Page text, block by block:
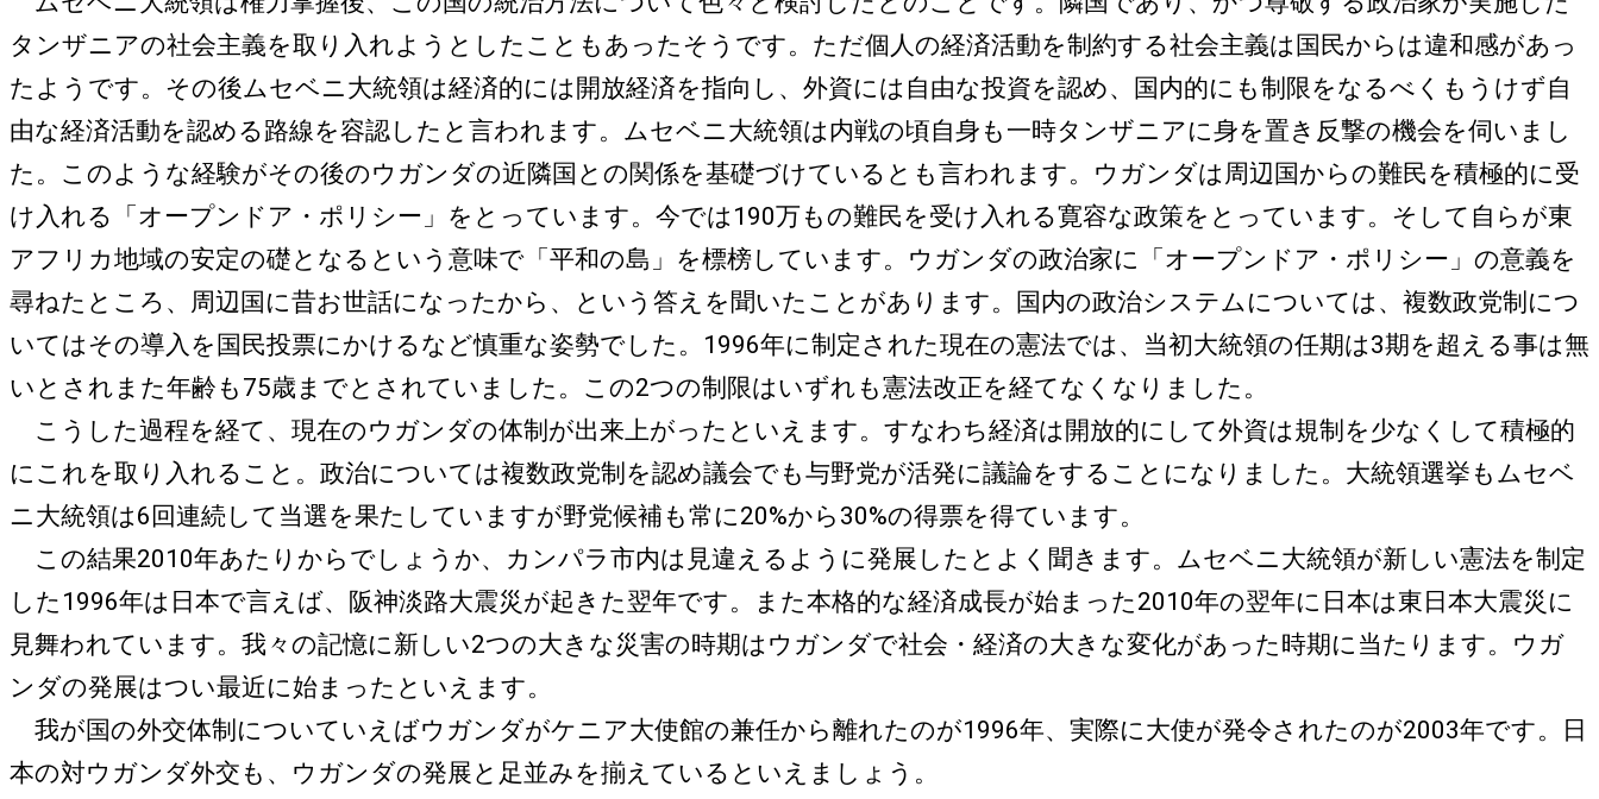
タンザニアの社会主義を取り入れようとしたこともあったそうです。ただ個人の経済活動を制約する社会主義は国民からは違和感があっ
たようです。その後ムセベニ大統領は経済的には開放経済を指向し、外資には自由な投資を認め、国内的にも制限をなるべくもうけず自
由な経済活動を認める路線を容認したと言われます。ムセベニ大統領は内戦の頃自身も一時タンザニアに身を置き反撃の機会を伺いまし
た。このような経験がその後のウガンダの近隣国との関係を基礎づけているとも言われます。ウガンダは周辺国からの難民を積極的に受
け入れる「オープンドア・ポリシー」をとっています。今では190万もの難民を受け入れる寛容な政策をとっています。そして自らが東
アフリカ地域の安定の礎となるという意味で「平和の島」を標榜しています。ウガンダの政治家に「オープンドア・ポリシー」の意義を
尋ねたところ、周辺国に昔お世話になったから、という答えを聞いたことがあります。国内の政治システムについては、複数政党制につ
いてはその導入を国民投票にかけるなど慎重な姿勢でした。1996年に制定された現在の憲法では、当初大統領の任期は3期を超える事は無
いとされまた年齢も75歳までとされていました。この2つの制限はいずれも憲法改正を経てなくなりました。
こうした過程を経て、現在のウガンダの体制が出来上がったといえます。すなわち経済は開放的にして外資は規制を少なくして積極的
にこれを取り入れること。政治については複数政党制を認め議会でも与野党が活発に議論をすることになりました。大統領選挙もムセベ
ニ大統領は6回連続して当選を果たしていますが野党候補も常に20%から30%の得票を得ています。
この結果2010年あたりからでしょうか、カンパラ市内は見違えるように発展したとよく聞きます。ムセベニ大統領が新しい憲法を制定
した1996年は日本で言えば、阪神淡路大震災が起きた翌年です。また本格的な経済成長が始まった2010年の翌年に日本は東日本大震災に
見舞われています。我々の記憶に新しい2つの大きな災害の時期はウガンダで社会・経済の大きな変化があった時期に当たります。ウガ
ンダの発展はつい最近に始まったといえます。
我が国の外交体制についていえばウガンダがケニア大使館の兼任から離れたのが1996年、実際に大使が発令されたのが2003年です。日
本の対ウガンダ外交も、ウガンダの発展と足並みを揃えているといえましょう。